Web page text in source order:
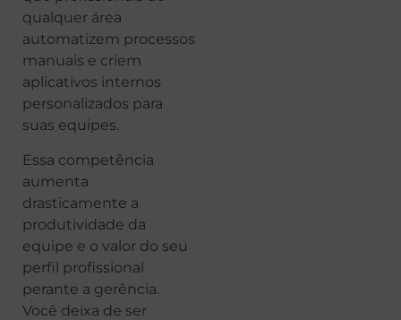
qualquer área
automatizem processos
manuais e criem
aplicativos internos
personalizados para
suas equipes.
Essa competência
aumenta
drasticamente a
produtividade da
equipe e o valor do seu
perfil profissional
perante a gerência.
Você deixa de ser